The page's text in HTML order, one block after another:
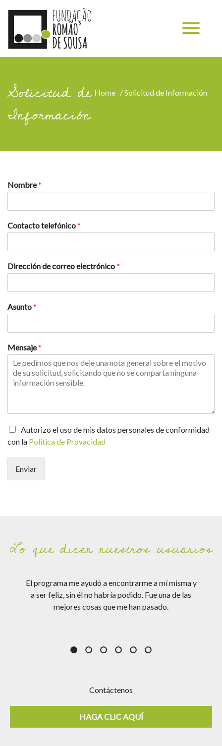
Home /Solicitud de Información
Solicitud de
Información
Nombre*
Contacto telefónico*
Dirección de correo electrónico*
Asunto*
Mensaje*
Autorizo el uso de mis datos personales de conformidad
con la Politica de Provacidad
Enviar
Lo que dicen nuestros usuarios
El programa me ayudó a encontrarme a mí misma y
a ser feliz, sin él no habría podido. Fue una de las
mejores cosas que me han pasado.
Contáctenos
HAGA CLIC AQUÍ